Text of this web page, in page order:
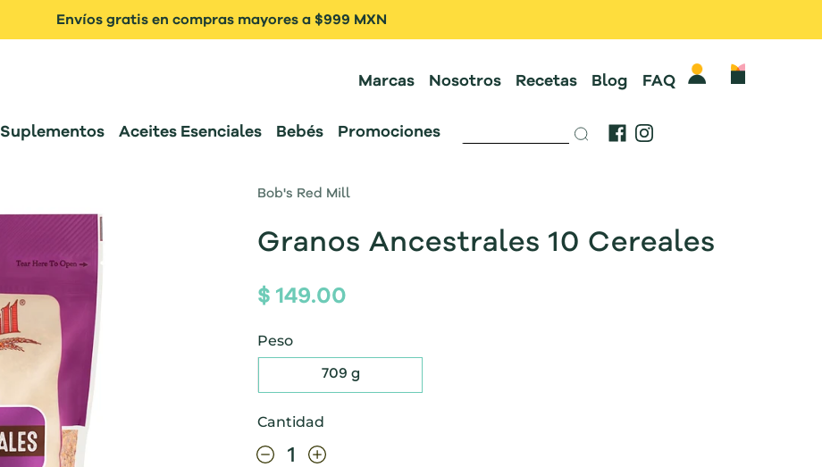
Envíos gratis en compras mayores a $999 MXN
Marcas Nosotros Recetas Blog FAQ
Suplementos Aceites Esenciales Bebés Promociones
Bob's Red Mill
Granos Ancestrales 10 Cereales
$ 149.00
Peso
709 g
Cantidad